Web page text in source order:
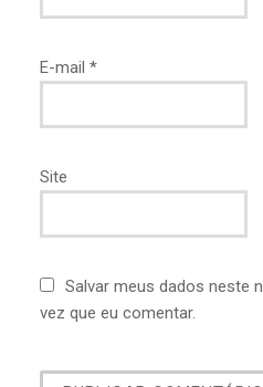
E-mail *
Site
Salvar meus dados neste
vez que eu comentar.